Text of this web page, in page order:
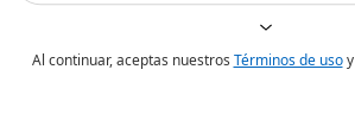
Al continuar, aceptas nuestros Términos de usoy